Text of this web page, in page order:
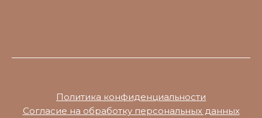
Политика конфиденциальности
Согласие на обработку персональных данных